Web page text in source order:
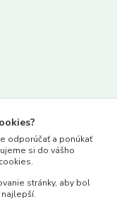
odporúčať a ponúkať
si do vášho
stránky, aby bol
najlepší.